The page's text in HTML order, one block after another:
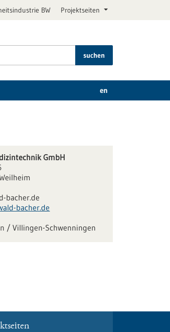
BW Projektseiten
suchen
en
GmbH
bacher.de
bacher.de
/ Villingen-Schwenningen